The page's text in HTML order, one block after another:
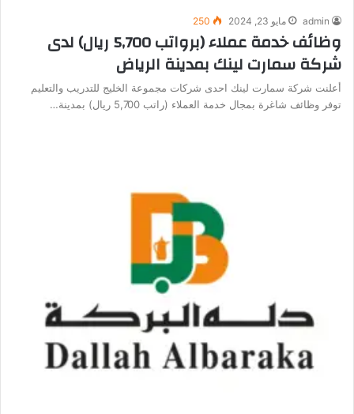
admin مايو 23, 2024 250
وظائف خدمة عملاء (برواتب 5,700 ريال) لدى
شركة سمارت لينك بمدينة الرياض
أعلنت شركة سمارت لينك احدى شركات مجموعة الخليج للتدريب والتعليم
توفر وظائف شاغرة بمجال خدمة العملاء (راتب 5,700 ريال) بمدينة…